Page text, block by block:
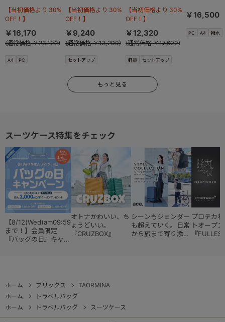
A4 PC
【当初価格より 30%
OFF！】
￥16,170
(通常価格 ￥23,100)
セットアップ
【当初価格より 30%
OFF！】
￥9,240
(通常価格 ￥13,200)
軽量 セットアップ
【当初価格より 30%
OFF！】
￥12,320
(通常価格 ￥17,600)
PC A4 撥水
￥16,500
もっと見る
スーツケース特集をチェック
【8/12(Wed)am09:59
まで！】会員限定
『バッグの日』キャン
オトナかわいい、ち
ょうどいい。
『CRUZBOX』
シーンもジェンダー
も超えていく。日常
から旅まで寄り添う
プロテカ
トオープ
『
ホーム ブリックス
TAORMINA
ホーム
トラベルバッグ
ホーム
トラベルバッグ スーツケース